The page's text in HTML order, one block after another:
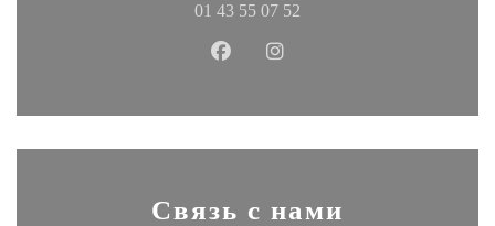
01 43 55 07 52
Facebook ((открывается в
Связь с нами